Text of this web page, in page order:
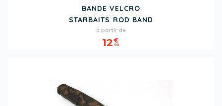
BANDE VELCRO
STARBAITS ROD BAND
Prix
à partir de
12€
90